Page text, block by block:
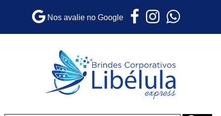
Nos avalie no Google